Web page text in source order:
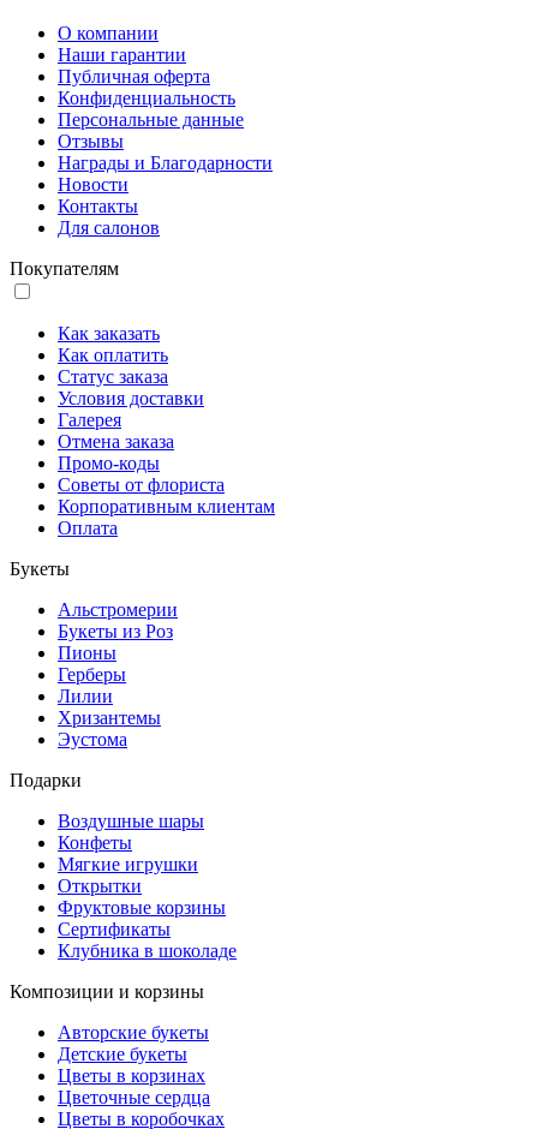
О компании
Наши гарантии
Публичная оферта
Конфиденциальность
Персональные данные
Отзывы
Награды и Благодарности
Новости
Контакты
Для салонов
Покупателям
Как заказать
Как оплатить
Статус заказа
Условия доставки
Галерея
Отмена заказа
Промо-коды
Советы от флориста
Корпоративным клиентам
Оплата
Букеты
Альстромерии
Букеты из Роз
Пионы
Герберы
Лилии
Хризантемы
Эустома
Подарки
Воздушные шары
Конфеты
Мягкие игрушки
Открытки
Фруктовые корзины
Сертификаты
Клубника в шоколаде
Композиции и корзины
Авторские букеты
Детские букеты
Цветы в корзинах
Цветочные сердца
Цветы в коробочках